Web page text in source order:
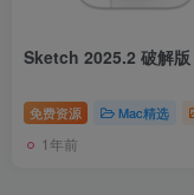
Sketch 2025.2 破解版
免费资源 Mac精选
1年前